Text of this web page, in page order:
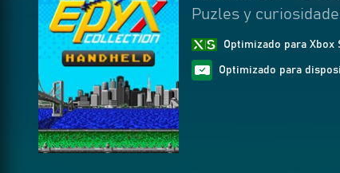
Puzles y
Optimizado para Xbox
Optimizado para